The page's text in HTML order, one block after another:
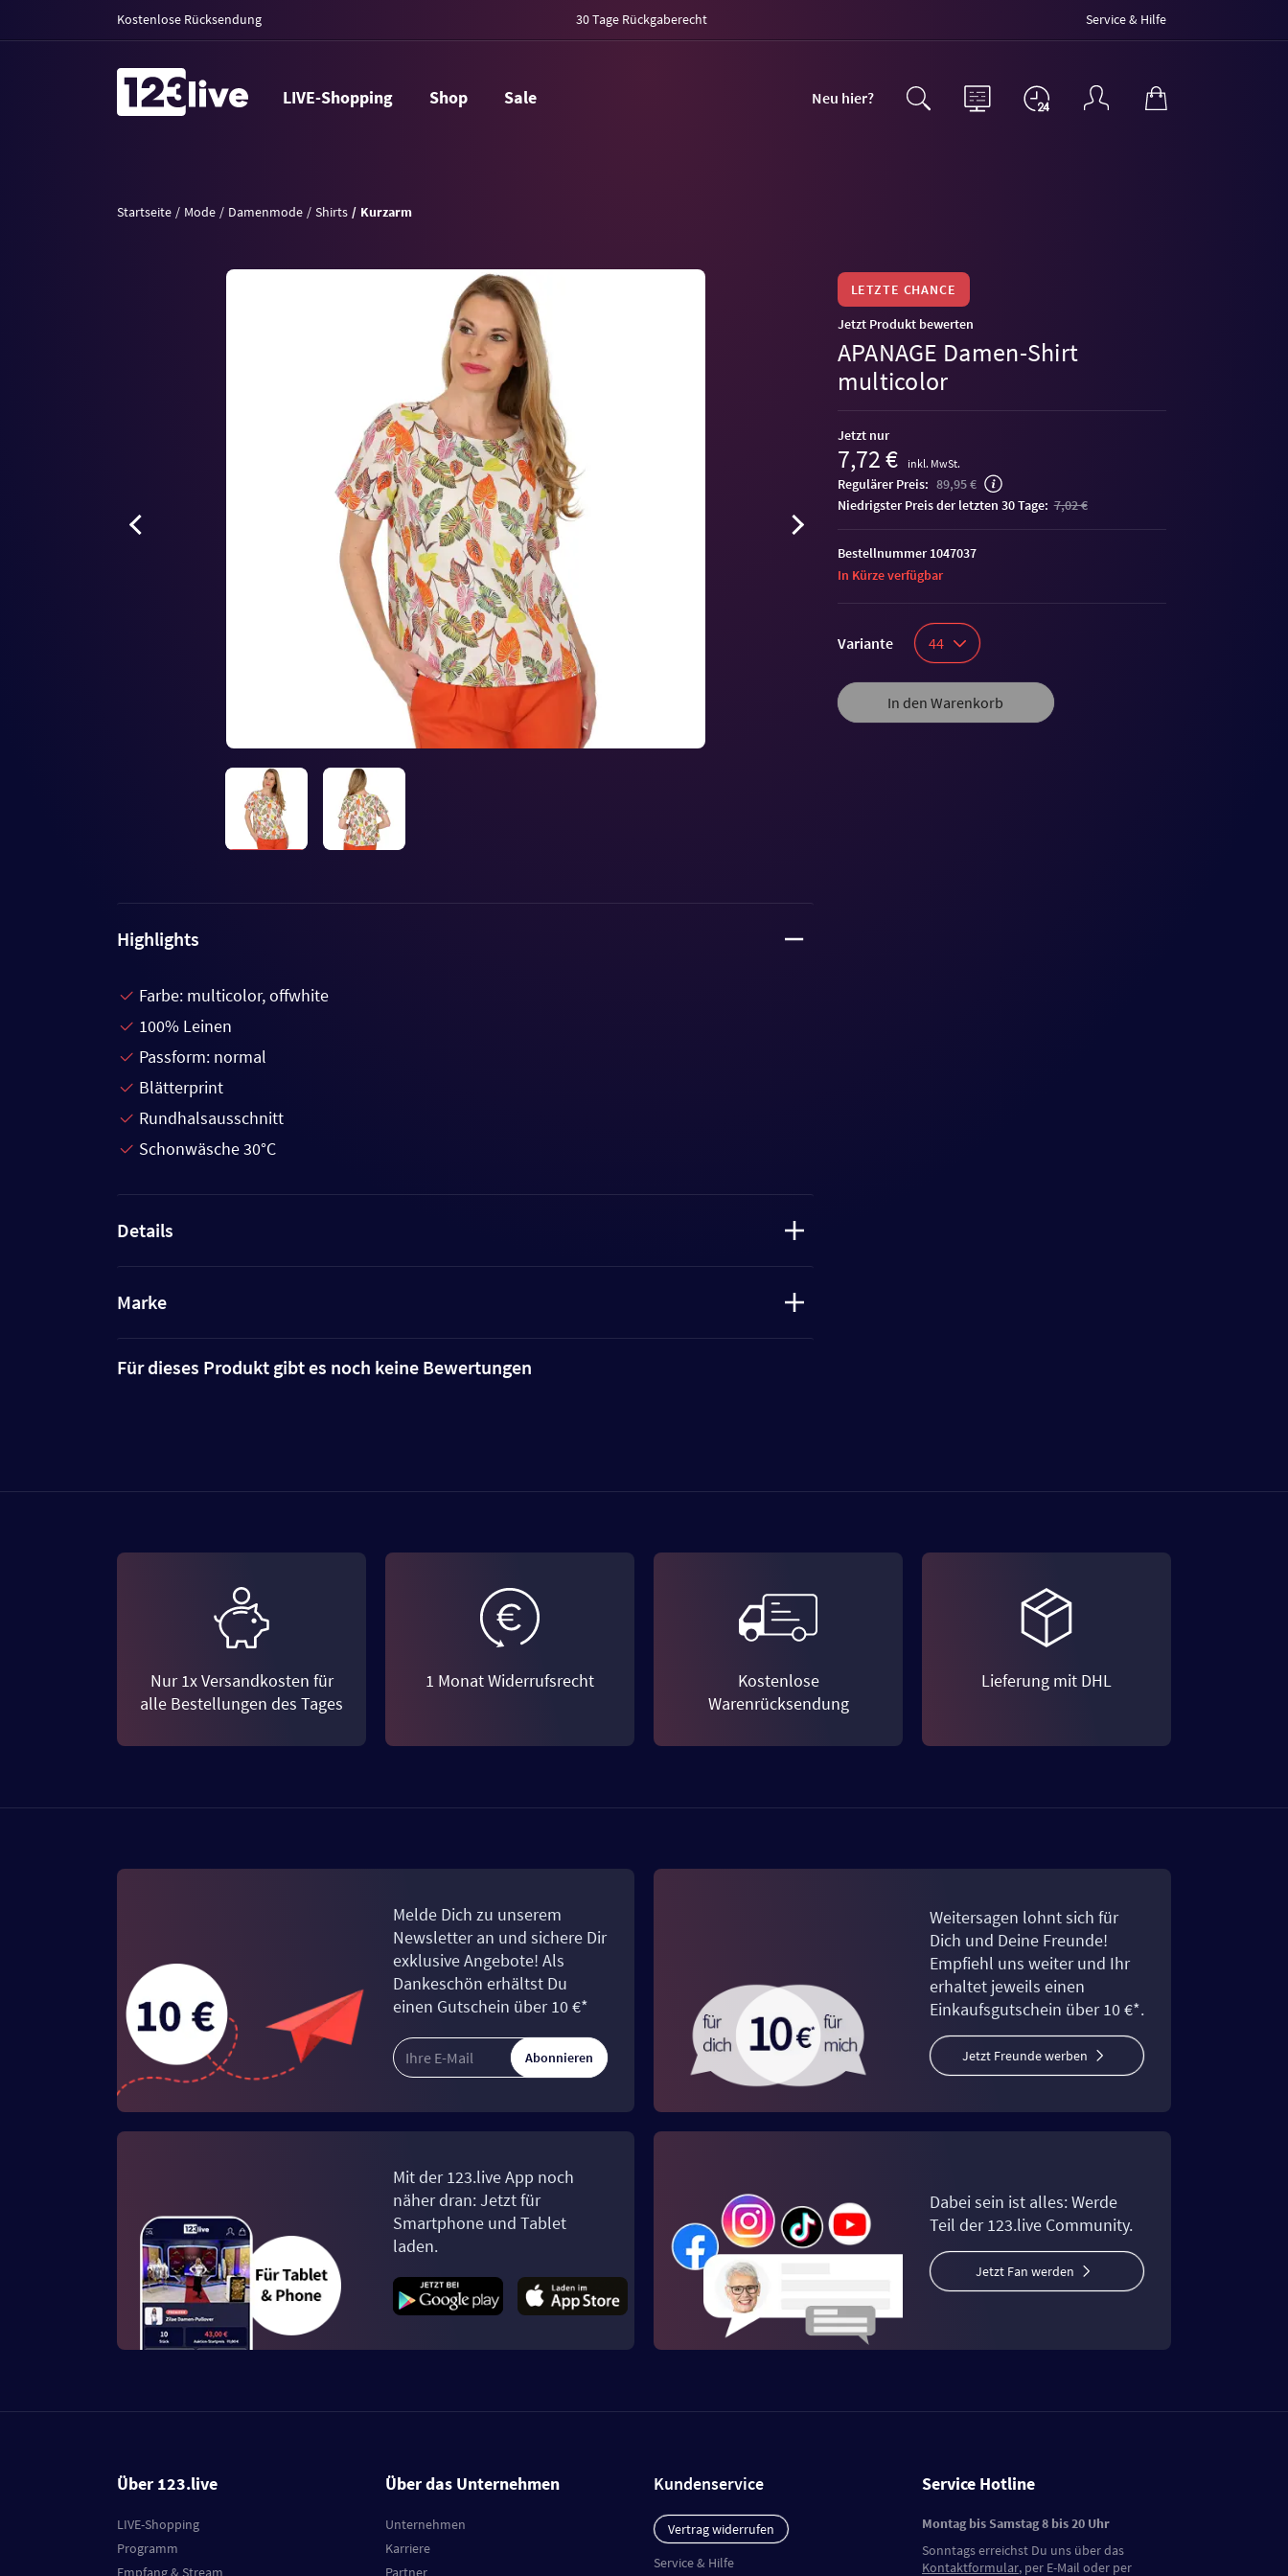
Kostenlose Rücksendung 30 Tage Rückgaberecht Service & Hilfe
LIVE-Shopping Shop Sale Neu hier?
Startseite Mode Damenmode Shirts Kurzarm
LETZTE CHANCE
Jetzt Produkt bewerten
APANAGE Damen-Shirt
multicolor
Jetzt nur
7,72 € inkl. MwSt.
Regulärer Preis: 89,95 €
niedrigster Preis der letzten 30 Tage: 7,02 €
Variante 44
In den Warenkorb
Bestellnummer 1047037
In Kürze verfügbar
Highlights
Farbe: multicolor, offwhite
100% Leinen
Passform: normal
Blätterprint
Rundhalsausschnitt
Schonwäsche 30°C
Details
Marke
Für dieses Produkt gibt es noch keine Bewertungen
Nur 1x Versandkosten für
alle Bestellungen des Tages
1 Monat Widerrufsrecht
Kostenlose
Warenrücksendung
Lieferung mit DHL
Melde Dich zu unserem
Newsletter an und sichere Dir
exklusive Angebote! Als
Dankeschön erhältst Du
einen Gutschein über 10 €*
Abonnieren
Weitersagen lohnt sich für
Dich und Deine Freunde!
Empfiehl uns weiter und Ihr
erhaltet jeweils einen
Einkaufsgutschein über 10 €*.
Jetzt Freunde werben
Mit der 123.live App noch
näher dran: Jetzt für
Smartphone und Tablet
laden.
Dabei sein ist alles: Werde
Teil der 123.live Community.
Jetzt Fan werden
Über 123.live
LIVE-Shopping
Programm
Empfang & Stream
Über das Unternehmen
Unternehmen
Karriere
Partner
Kundenservice
Vertrag widerrufen
Service & Hilfe
Service Hotline
Montag bis Samstag 8 bis 20 Uhr
Sonntags erreichst Du uns über das
Kontaktformular, per E-Mail oder per